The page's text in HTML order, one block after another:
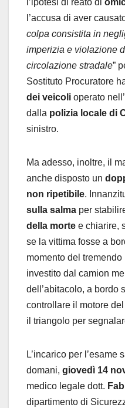
l’ipotesi di reato di
l’accusa di aver
colpa consistita in
imperizia e violazione
circolazione stradale”
Sostituto Procuratore
dei veicoli operato
dalla polizia locale di
sinistro.
Ma adesso, inoltre, il
anche disposto un
non ripetibile.
sulla salma per
della morte e chiarire,
se la vittima fosse a
momento del
investito dal camion
dell’abitacolo, a bordo
controllare il motore
il triangolo per
L’incarico per l’esame
domani, giovedì 14
medico legale dott.
dipartimento di